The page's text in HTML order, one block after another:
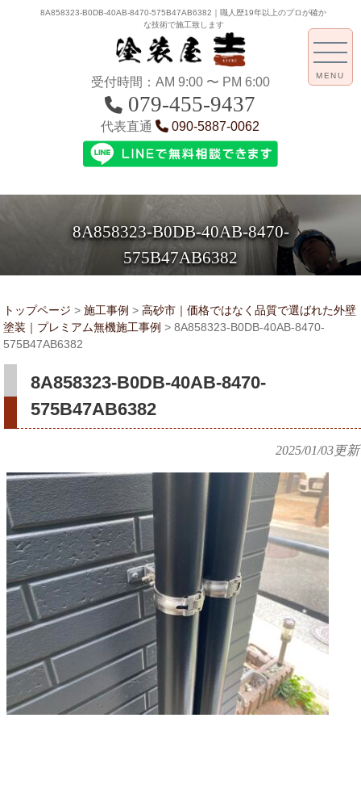
8A858323-B0DB-40AB-8470-575B47AB6382｜職人歴19年以上のプロが確か
な技術で施工致します
受付時間：AM 9:00 〜 PM 6:00
079-455-9437
代表直通 090-5887-0062
8A858323-B0DB-40AB-8470-
575B47AB6382
MENU
トップページ > 施工事例 > 高砂市｜価格ではなく品質で選ばれた外壁
塗装｜プレミアム無機施工事例 > 8A858323-B0DB-40AB-8470-
575B47AB6382
8A858323-B0DB-40AB-8470-
575B47AB6382
2025/01/03更新